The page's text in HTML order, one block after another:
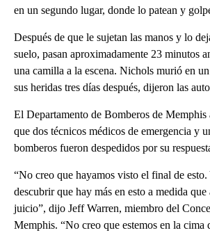
en un segundo lugar, donde lo patean y
Después de que le sujetan las manos y lo
suelo, pasan aproximadamente 23 minutos
una camilla a la escena. Nichols murió en
sus heridas tres días después, dijeron las
El Departamento de Bomberos de Memphis
que dos técnicos médicos de emergencia y
bomberos fueron despedidos por su
“No creo que hayamos visto el final de esto.
descubrir que hay más en esto a medida que
juicio”, dijo Jeff Warren, miembro del
Memphis. “No creo que estemos en la cima